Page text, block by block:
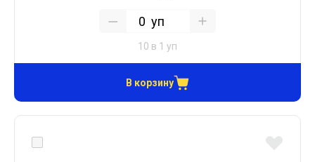
уп
10 в 1 уп
В корзину